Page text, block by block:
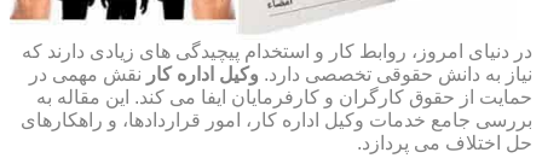
در دنیای امروز، روابط کار و استخدام پیچیدگی های زیادی دارند که
نیاز به دانش حقوقی تخصصی دارد. وکیل اداره کار نقش مهمی در
حمایت از حقوق کارگران و کارفرمایان ایفا می کند. این مقاله به
بررسی جامع خدمات وکیل اداره کار، امور قراردادها، و راهکارهای
حل اختلاف می پردازد.